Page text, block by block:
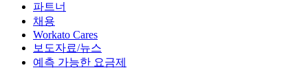
파트너
채용
Workato Cares
보도자료/뉴스
예측 가능한 요금제